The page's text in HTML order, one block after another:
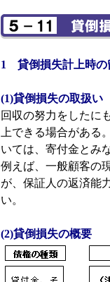
1 貸倒損失計上時の
(1)貸倒損失の取扱い
回収の努力をしたに
上できる場合がある
いては、寄付金とみ
例えば、一般顧客の
が、保証人の返済能
い。
(2)貸倒損失の概要